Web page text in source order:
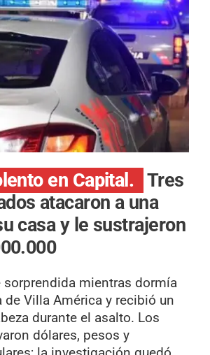
en Capital. Tres
atacaron a una
casa y le sustrajeron
sorprendida mientras dormía
de Villa América y recibió un
durante el asalto. Los
dólares, pesos y